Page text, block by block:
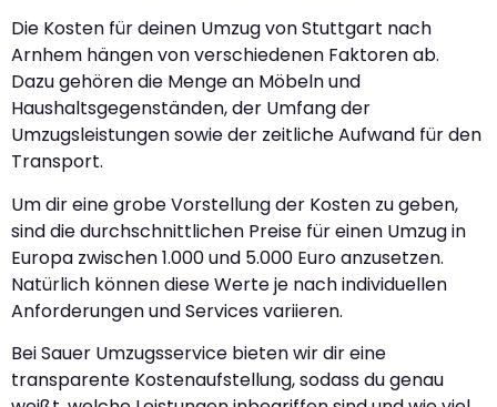
Die Kosten für deinen Umzug von Stuttgart nach
Arnhem hängen von verschiedenen Faktoren ab.
Dazu gehören die Menge an Möbeln und
Haushaltsgegenständen, der Umfang der
Umzugsleistungen sowie der zeitliche Aufwand für den
Transport.
Um dir eine grobe Vorstellung der Kosten zu geben,
sind die durchschnittlichen Preise für einen Umzug in
Europa zwischen 1.000 und 5.000 Euro anzusetzen.
Natürlich können diese Werte je nach individuellen
Anforderungen und Services variieren.
Bei Sauer Umzugsservice bieten wir dir eine
transparente Kostenaufstellung, sodass du genau